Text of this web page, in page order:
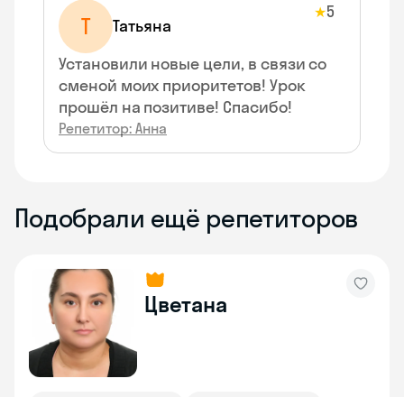
Т Татьяна
★5
Установили новые цели, в связи со
сменой моих приоритетов! Урок
прошёл на позитиве! Спасибо!
Репетитор: Анна
Подобрали ещё репетиторов
Цветана